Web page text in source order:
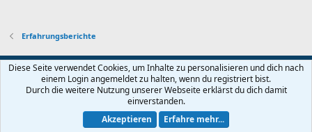
Erfahrungsberichte
Default-Theme
Nutzungsbedingungen
Datenschutz Hilfe und Impressum Start
Community platform by XenForo® © 2010-2026 XenForo Ltd.
Diese Seite verwendet Cookies, um Inhalte zu personalisieren und dich nach
einem Login angemeldet zu halten, wenn du registriert bist.
Durch die weitere Nutzung unserer Webseite erklärst du dich damit
einverstanden.
Akzeptieren
Erfahre mehr...